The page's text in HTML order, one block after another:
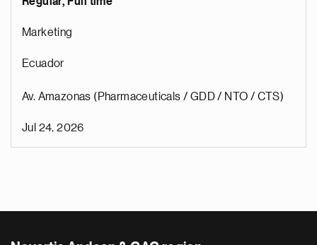
Marketing
Ecuador
Av. Amazonas (Pharmaceuticals / GDD / NTO / CTS)
Jul 24, 2026